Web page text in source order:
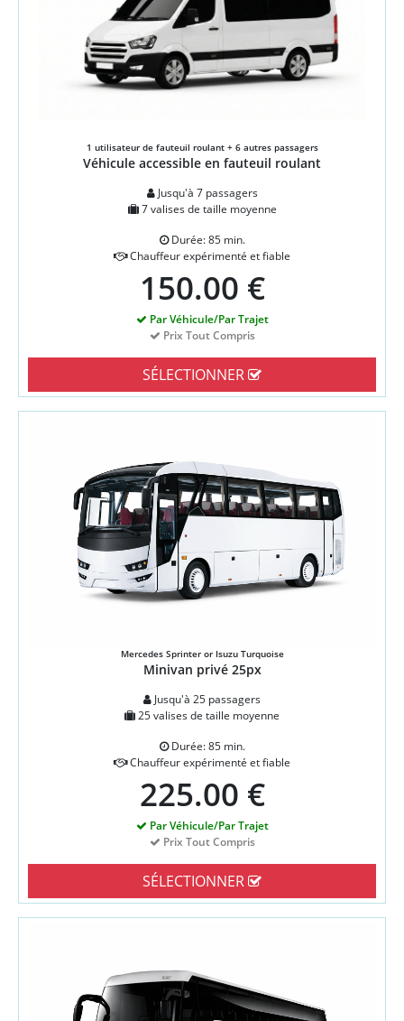
1 utilisateur de fauteuil roulant + 6 autres passagers
Véhicule accessible en fauteuil roulant
Jusqu'à 7 passagers
7 valises de taille moyenne
Durée: 85 min.
Chauffeur expérimenté et fiable
150.00 €
Par Véhicule/Par Trajet
Prix Tout Compris
SÉLECTIONNER
Mercedes Sprinter or Isuzu Turquoise
Minivan privé 25px
Jusqu'à 25 passagers
25 valises de taille moyenne
Durée: 85 min.
Chauffeur expérimenté et fiable
225.00 €
Par Véhicule/Par Trajet
Prix Tout Compris
SÉLECTIONNER